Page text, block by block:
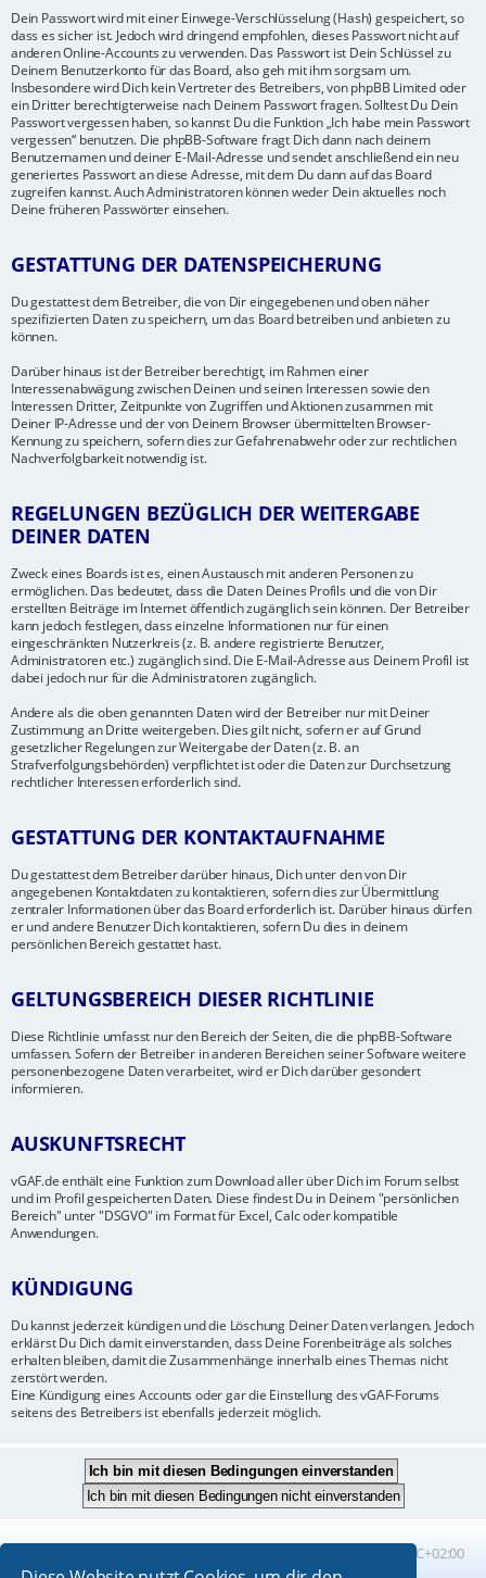
Dein Passwort wird mit einer Einwege-Verschlüsselung (Hash) gespeichert, so
dass es sicher ist. Jedoch wird dringend empfohlen, dieses Passwort nicht auf
anderen Online-Accounts zu verwenden. Das Passwort ist Dein Schlüssel zu
Deinem Benutzerkonto für das Board, also geh mit ihm sorgsam um.
Insbesondere wird Dich kein Vertreter des Betreibers, von phpBB Limited oder
ein Dritter berechtigterweise nach Deinem Passwort fragen. Solltest Du Dein
Passwort vergessen haben, so kannst Du die Funktion „Ich habe mein Passwort
vergessen“ benutzen. Die phpBB-Software fragt Dich dann nach deinem
Benutzernamen und deiner E-Mail-Adresse und sendet anschließend ein neu
generiertes Passwort an diese Adresse, mit dem Du dann auf das Board
zugreifen kannst. Auch Administratoren können weder Dein aktuelles noch
Deine früheren Passwörter einsehen.
GESTATTUNG DER DATENSPEICHERUNG
Du gestattest dem Betreiber, die von Dir eingegebenen und oben näher
spezifizierten Daten zu speichern, um das Board betreiben und anbieten zu
können.
Darüber hinaus ist der Betreiber berechtigt, im Rahmen einer
Interessenabwägung zwischen Deinen und seinen Interessen sowie den
Interessen Dritter, Zeitpunkte von Zugriffen und Aktionen zusammen mit
Deiner IP-Adresse und der von Deinem Browser übermittelten Browser-
Kennung zu speichern, sofern dies zur Gefahrenabwehr oder zur rechtlichen
Nachverfolgbarkeit notwendig ist.
REGELUNGEN BEZÜGLICH DER WEITERGABE
DEINER DATEN
Zweck eines Boards ist es, einen Austausch mit anderen Personen zu
ermöglichen. Das bedeutet, dass die Daten Deines Profils und die von Dir
erstellten Beiträge im Internet öffentlich zugänglich sein können. Der Betreiber
kann jedoch festlegen, dass einzelne Informationen nur für einen
eingeschränkten Nutzerkreis (z. B. andere registrierte Benutzer,
Administratoren etc.) zugänglich sind. Die E-Mail-Adresse aus Deinem Profil ist
dabei jedoch nur für die Administratoren zugänglich.
Andere als die oben genannten Daten wird der Betreiber nur mit Deiner
Zustimmung an Dritte weitergeben. Dies gilt nicht, sofern er auf Grund
gesetzlicher Regelungen zur Weitergabe der Daten (z. B. an
Strafverfolgungsbehörden) verpflichtet ist oder die Daten zur Durchsetzung
rechtlicher Interessen erforderlich sind.
GESTATTUNG DER KONTAKTAUFNAHME
Du gestattest dem Betreiber darüber hinaus, Dich unter den von Dir
angegebenen Kontaktdaten zu kontaktieren, sofern dies zur Übermittlung
zentraler Informationen über das Board erforderlich ist. Darüber hinaus dürfen
er und andere Benutzer Dich kontaktieren, sofern Du dies in deinem
persönlichen Bereich gestattet hast.
GELTUNGSBEREICH DIESER RICHTLINIE
Diese Richtlinie umfasst nur den Bereich der Seiten, die die phpBB-Software
umfassen. Sofern der Betreiber in anderen Bereichen seiner Software weitere
personenbezogene Daten verarbeitet, wird er Dich darüber gesondert
informieren.
AUSKUNFTSRECHT
vGAF.de enthält eine Funktion zum Download aller über Dich im Forum selbst
und im Profil gespeicherten Daten. Diese findest Du in Deinem "persönlichen
Bereich" unter "DSGVO" im Format für Excel, Calc oder kompatible
Anwendungen.
KÜNDIGUNG
Du kannst jederzeit kündigen und die Löschung Deiner Daten verlangen. Jedoch
erklärst Du Dich damit einverstanden, dass Deine Forenbeiträge als solches
erhalten bleiben, damit die Zusammenhänge innerhalb eines Themas nicht
zerstört werden.
Eine Kündigung eines Accounts oder gar die Einstellung des vGAF-Forums
seitens des Betreibers ist ebenfalls jederzeit möglich.
UTC+02:00